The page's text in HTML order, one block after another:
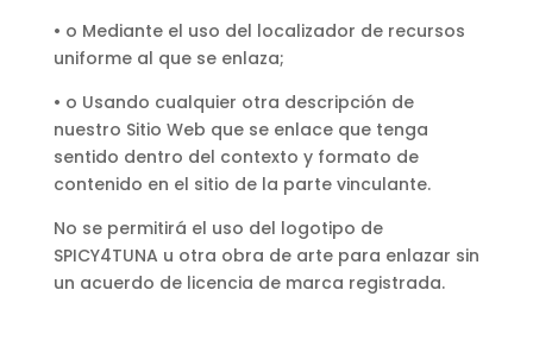
• o Mediante el uso del localizador de recursos
uniforme al que se enlaza;
• o Usando cualquier otra descripción de
nuestro Sitio Web que se enlace que tenga
sentido dentro del contexto y formato de
contenido en el sitio de la parte vinculante.
No se permitirá el uso del logotipo de
SPICY4TUNA u otra obra de arte para enlazar sin
un acuerdo de licencia de marca registrada.